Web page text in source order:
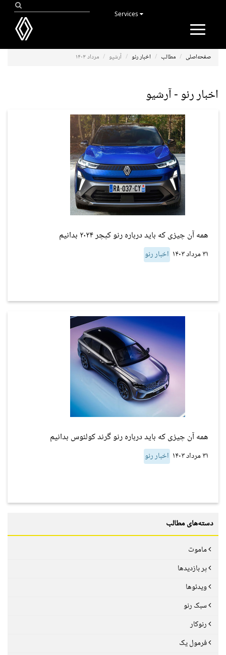
Toggle
صفحه‌اصلی مطالب اخبار رنو آرشیو مرداد ۱۴۰۳
اخبار رنو - آرشیو
همه آن چیزی که باید درباره رنو کپچر ۲۰۲۴ بدانیم
۳۱ مرداد ۱۴۰۳ اخبار رنو
همه آن چیزی که باید درباره رنو گرند کولئوس بدانیم
۳۱ مرداد ۱۴۰۳ اخبار رنو
دسته‌های مطالب
ماموت
پر بازدیدها
ویدئوها
سبک رنو
رنوکار
فرمول یک